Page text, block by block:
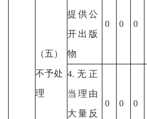
（五）
不予处
理
提供公
开出版
物
0 0 0
4.无正
当理由
大量反
0 0 0